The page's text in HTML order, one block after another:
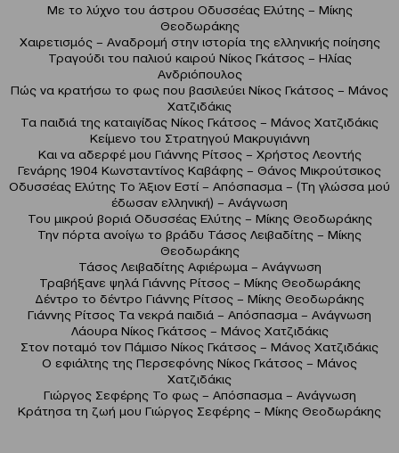
Με το λύχνο του άστρου Οδυσσέας Ελύτης – Μίκης
Θεοδωράκης
Χαιρετισμός – Αναδρομή στην ιστορία της ελληνικής ποίησης
Τραγούδι του παλιού καιρού Νίκος Γκάτσος – Ηλίας
Ανδριόπουλος
Πώς να κρατήσω το φως που βασιλεύει Νίκος Γκάτσος – Μάνος
Χατζιδάκις
Τα παιδιά της καταιγίδας Νίκος Γκάτσος – Μάνος Χατζιδάκις
Κείμενο του Στρατηγού Μακρυγιάννη
Και να αδερφέ μου Γιάννης Ρίτσος – Χρήστος Λεοντής
Γενάρης 1904 Κωνσταντίνος Καβάφης – Θάνος Μικρούτσικος
Οδυσσέας Ελύτης Το Άξιον Εστί – Απόσπασμα – (Τη γλώσσα μού
έδωσαν ελληνική) – Ανάγνωση
Του μικρού βοριά Οδυσσέας Ελύτης – Μίκης Θεοδωράκης
Την πόρτα ανοίγω το βράδυ Τάσος Λειβαδίτης – Μίκης
Θεοδωράκης
Τάσος Λειβαδίτης Αφιέρωμα – Ανάγνωση
Τραβήξανε ψηλά Γιάννης Ρίτσος – Μίκης Θεοδωράκης
Δέντρο το δέντρο Γιάννης Ρίτσος – Μίκης Θεοδωράκης
Γιάννης Ρίτσος Τα νεκρά παιδιά – Απόσπασμα – Ανάγνωση
Λάουρα Νίκος Γκάτσος – Μάνος Χατζιδάκις
Στον ποταμό τον Πάμισο Νίκος Γκάτσος – Μάνος Χατζιδάκις
Ο εφιάλτης της Περσεφόνης Νίκος Γκάτσος – Μάνος
Χατζιδάκις
Γιώργος Σεφέρης Το φως – Απόσπασμα – Ανάγνωση
Κράτησα τη ζωή μου Γιώργος Σεφέρης – Μίκης Θεοδωράκης